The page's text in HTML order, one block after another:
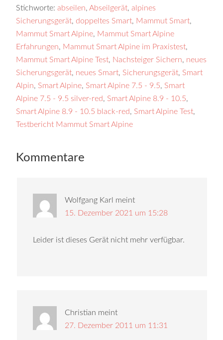
Stichworte:abseilen,Abseilgerät,alpines
Sicherungsgerät, doppeltes Smart, Mammut Smart,
Mammut Smart Alpine, Mammut Smart Alpine
Erfahrungen, Mammut Smart Alpine im Praxistest,
Mammut Smart Alpine Test, Nachsteiger Sichern, neues
Sicherungsgerät, neues Smart, Sicherungsgerät, Smart
Alpin, Smart Alpine, Smart Alpine 7.5 - 9.5, Smart
Alpine 7.5 - 9.5 silver-red, Smart Alpine 8.9 - 10.5,
Smart Alpine 8.9 - 10.5 black-red, Smart Alpine Test,
Testbericht Mammut Smart Alpine
Kommentare
Wolfgang Karl meint
15. Dezember 2021 um 15:28
Leider ist dieses Gerät nicht mehr verfügbar.
Christian meint
27. Dezember 2011 um 11:31